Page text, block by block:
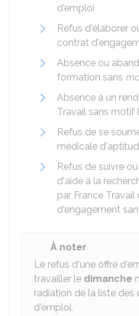
d'emploi
Refus d'élaborer
contrat
Absence ou
formation sans
Absence à un
Travail sans motif
Refus de se
médicale
Refus de suivre
d'aide à la
par France
d'engagement
À noter
Le refus d'une offre
travailler le dimanche
radiation de la liste des
d'emploi.